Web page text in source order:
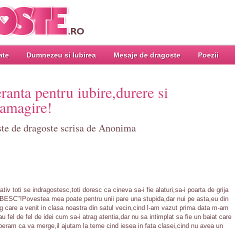
Dumnezeu si Iubirea Mesaje de dragoste Poezii
pentru iubire,durere si
de dragoste scrisa de Anonima
toti se indragostesc,toti doresc ca cineva sa-i fie alaturi,sa-i poarta de grija
mea poate pentru unii pare una stupida,dar nui pe asta,eu din
care a venit in clasa noastra din satul vecin,cind l-am vazut prima data m-am
fel de fel de idei cum sa-i atrag atentia,dar nu sa intimplat sa fie un baiat care
ca va merge,il ajutam la teme cind iesea in fata clasei,cind nu avea un